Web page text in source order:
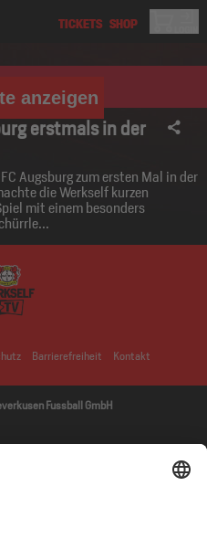
anzeigen
erstmals in der
Augsburg zum ersten Mal in der
die Werkself kurzen
mit einem besonders
Barrierefreiheit Kontakt
Fussball GmbH